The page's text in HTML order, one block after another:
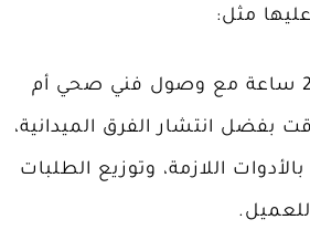
مثل:
سرعة استجابة 24 ساعة مع وصول فني صحي أم
بفضل انتشار الفرق الميدانية،
اللازمة، وتوزيع الطلبات